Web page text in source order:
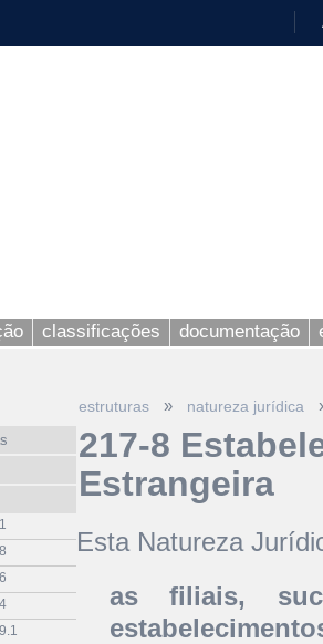
classificações documentação
estruturas » natureza jurídica
217-8
Estrangeira
Esta Natureza
as filiais,